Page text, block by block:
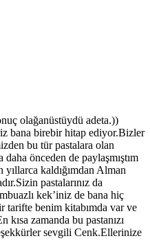
olağanüstüydü adeta.))
bana birebir hitap ediyor.Bizler
bu tür pastalara olan
önceden de paylaşmıştım
yıllarca kaldığımdan Alman
pastalarınız da
kek’iniz de bana hiç
tarifte benim kitabımda var ve
kısa zamanda bu pastanızı
sevgili Cenk.Ellerinize